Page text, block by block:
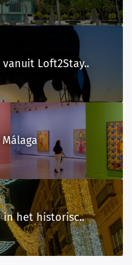
in het historisc..
Loft2Stay..